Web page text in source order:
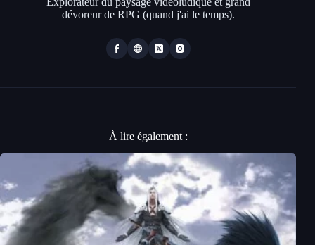
dévoreur de RPG (quand j'ai le temps).
À lire également :